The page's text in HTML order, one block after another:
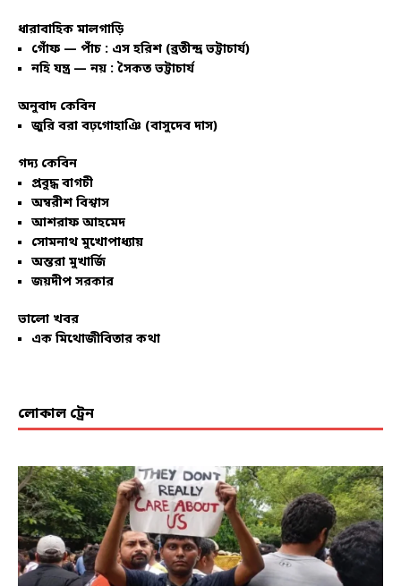
ধারাবাহিক মালগাড়ি
গোঁফ — পাঁচ : এস হরিশ (ব্রতীন্দ্র ভট্টাচার্য)
নহি যন্ত্র — নয় : সৈকত ভট্টাচার্য
অনুবাদ কেবিন
জুরি বরা বঢ়গোহাঞি (বাসুদেব দাস)
গদ্য কেবিন
প্রবুদ্ধ বাগচী
অম্বরীশ বিশ্বাস
আশরাফ আহমেদ
সোমনাথ মুখোপাধ্যায়
অন্তরা মুখার্জি
জয়দীপ সরকার
ভালো খবর
এক মিথোজীবিতার কথা
লোকাল ট্রেন